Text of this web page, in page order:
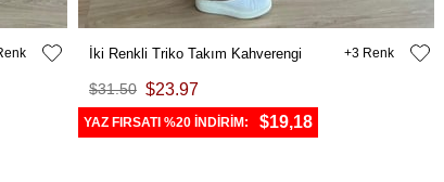
İki Renkli Triko Takım Kahverengi
$23.97
$31.50
3
YAZ FIRSATI %20 İNDİRİM: $19,18